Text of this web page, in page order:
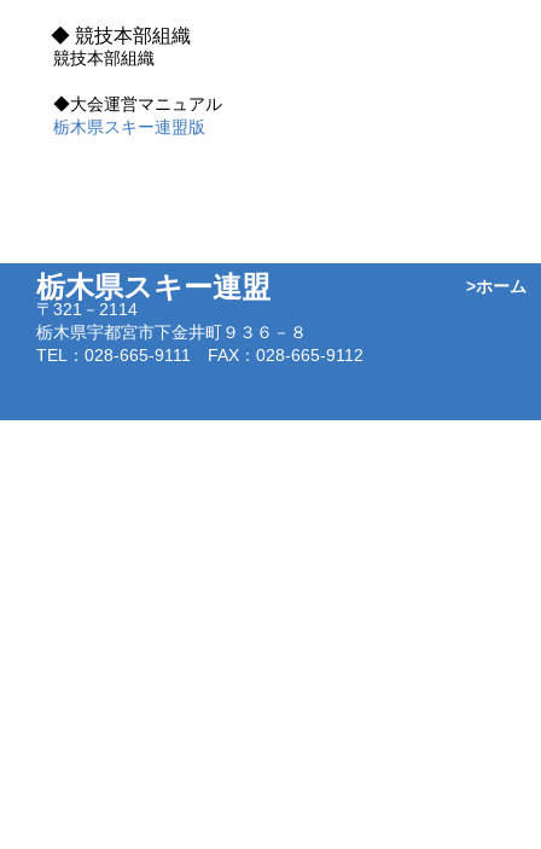
◆ 競技本部組織
競技本部組織
◆大会運営マニュアル
栃木県スキー連盟版
栃木県スキー連盟
〒321－2114
栃木県宇都宮市下金井町９３６－８
TEL：028-665-9111 FAX：028-665-9112
>ホーム